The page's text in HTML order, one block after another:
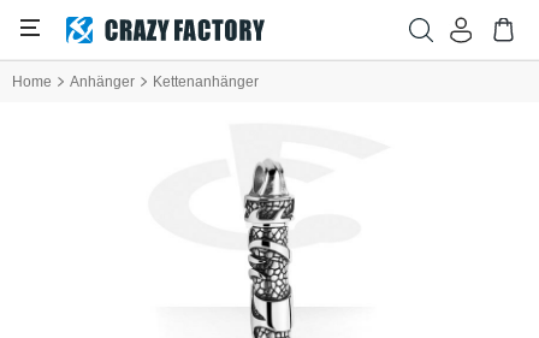
Home Anhänger Kettenanhänger